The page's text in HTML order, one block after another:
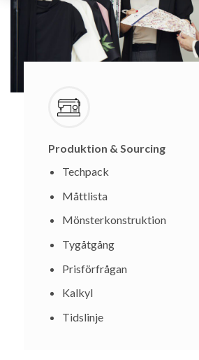
Produktion & Sourcing
Techpack
Måttlista
Mönsterkonstruktion
Tygåtgång
Prisförfrågan
Kalkyl
Tidslinje